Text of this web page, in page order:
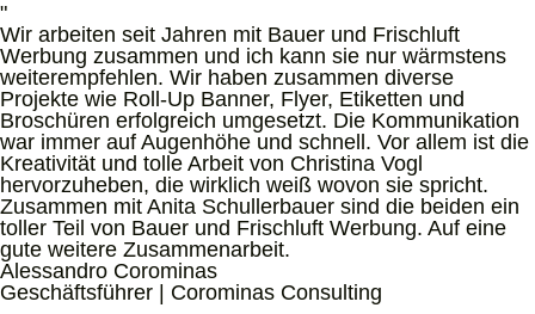
"
Wir arbeiten seit Jahren mit Bauer und Frischluft
Werbung zusammen und ich kann sie nur wärmstens
weiterempfehlen. Wir haben zusammen diverse
Projekte wie Roll-Up Banner, Flyer, Etiketten und
Broschüren erfolgreich umgesetzt. Die Kommunikation
war immer auf Augenhöhe und schnell. Vor allem ist die
Kreativität und tolle Arbeit von Christina Vogl
hervorzuheben, die wirklich weiß wovon sie spricht.
Zusammen mit Anita Schullerbauer sind die beiden ein
toller Teil von Bauer und Frischluft Werbung. Auf eine
gute weitere Zusammenarbeit.
Alessandro Corominas
Geschäftsführer | Corominas Consulting